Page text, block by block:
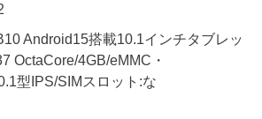
Android15搭載10.1インチタブレッ
OctaCore/4GB/eMMC・
型IPS/SIMスロット:な